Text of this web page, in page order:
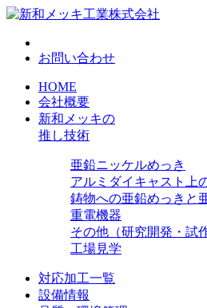
お問い合わせ
HOME
会社概要
新和メッキの
推し技術
亜鉛ニッケルめっき
アルミダイキャスト上
鋳物への亜鉛めっきと
重電機器
その他（研究開発・試
工場見学
対応加工一覧
設備情報